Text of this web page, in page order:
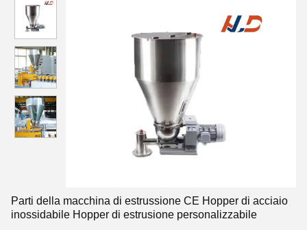
Parti della macchina di estrussione CE Hopper di acciaio
inossidabile Hopper di estrusione personalizzabile